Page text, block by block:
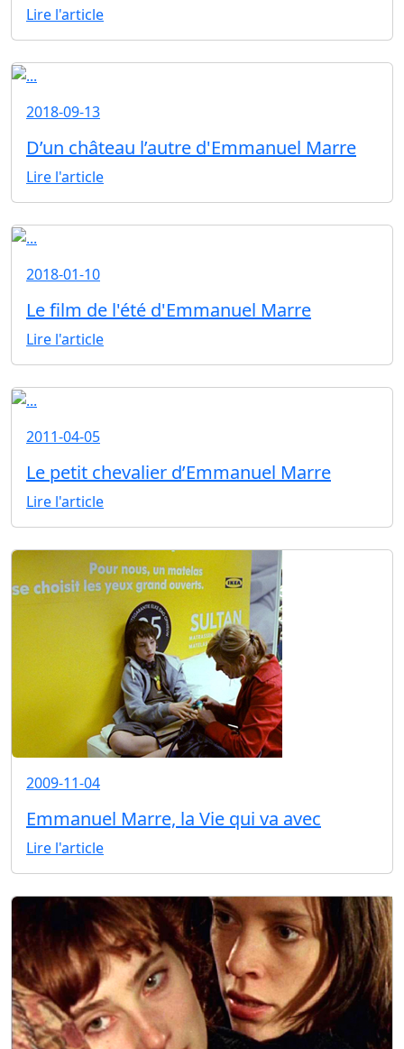
Lire l'article
2018-09-13
D’un château l’autre d'Emmanuel Marre
Lire l'article
2018-01-10
Le film de l'été d'Emmanuel Marre
Lire l'article
2011-04-05
Le petit chevalier d’Emmanuel Marre
Lire l'article
2009-11-04
Emmanuel Marre, la Vie qui va avec
Lire l'article